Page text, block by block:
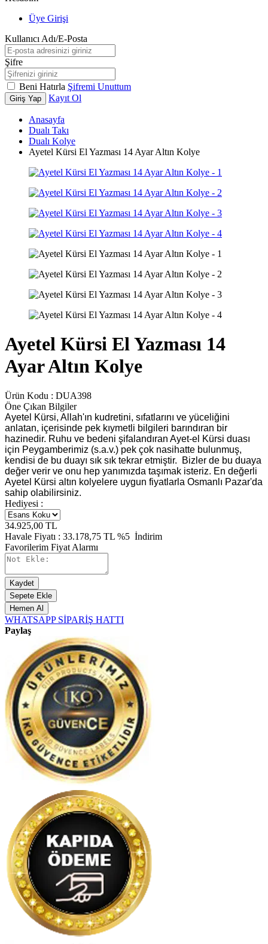
Üye Girişi
Kullanıcı Adı/E-Posta
Şifre
Beni Hatırla Şifremi Unuttum
Giriş Yap Kayıt Ol
Anasayfa
Dualı Takı
Dualı Kolye
Ayetel Kürsi El Yazması 14 Ayar Altın Kolye
Ayetel Kürsi El Yazması 14
Ayar Altın Kolye
Ürün Kodu : DUA398
Öne Çıkan Bilgiler
Ayetel Kürsi, Allah'ın kudretini, sıfatlarını ve yüceliğini
anlatan, içerisinde pek kıymetli bilgileri barındıran bir
hazinedir. Ruhu ve bedeni şifalandıran Ayet-el Kürsi duası
için Peygamberimiz (s.a.v.) pek çok nasihatte bulunmuş,
kendisi de bu duayı sık sık tekrar etmiştir. Bizler de bu duaya
değer verir ve onu hep yanımızda taşımak isteriz. En değerli
Ayetel Kürsi altın kolyelere uygun fiyatlarla Osmanlı Pazar'da
sahip olabilirsiniz.
Hediyesi :
34.925,00 TL
Havale Fiyatı : 33.178,75 TL %5 İndirim
Favorilerim Fiyat Alarmı
Kaydet
Sepete Ekle
Hemen Al
WHATSAPP SİPARİŞ HATTI
Paylaş